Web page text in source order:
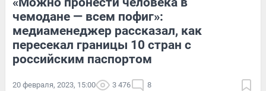
чемодане — всем пофиг»:
медиаменеджер рассказал, как
пересекал границы 10 стран с
российским паспортом
20 февраля, 2023, 15:00 3 476 8